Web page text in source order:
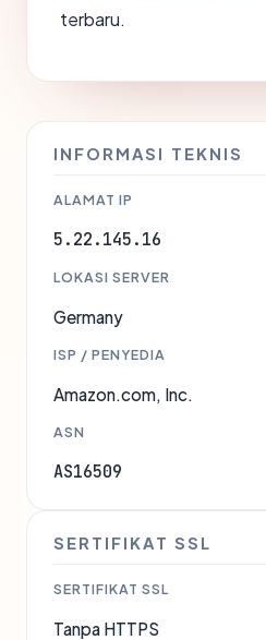
terbaru.
INFORMASI TEKNIS
ALAMAT IP
5.22.145.16
LOKASI SERVER
Germany
ISP / PENYEDIA
Amazon.com, Inc.
ASN
AS16509
SERTIFIKAT SSL
SERTIFIKAT SSL
Tanpa HTTPS